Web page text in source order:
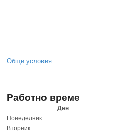
Общи условия
Работно време
Ден
Понеделник
Вторник